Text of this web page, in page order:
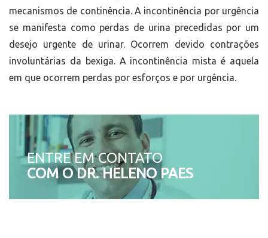
mecanismos de continência. A incontinência por urgência
se manifesta como perdas de urina precedidas por um
desejo urgente de urinar. Ocorrem devido contrações
involuntárias da bexiga. A incontinência mista é aquela
em que ocorrem perdas por esforços e por urgência.
ENTRE EM CONTATO
COM O DR. HELENO PAES